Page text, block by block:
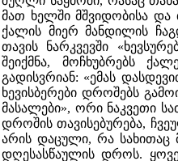
მათ ხელში მშვიდობისა და
ქალის მიერ მანდილის
თავის ნარკვევში
შეიქმნა, მოჩხუბრებს
გადისვრიან: «ემას
ხევისბერები დროშებს
მასალები», ორი ნაკვეთი
დროშის თავისებურება,
არის დაცული, რა სახითაც
დღესასწაულის დროს.